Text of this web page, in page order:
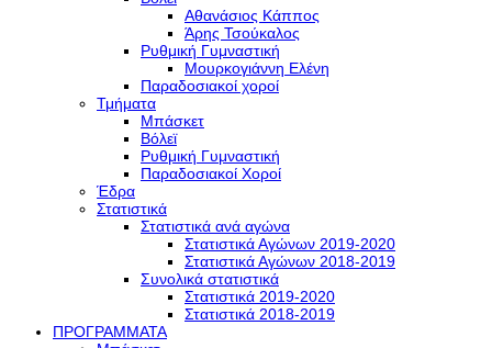
Αθανάσιος Κάππος
Άρης Τσούκαλος
Ρυθμική Γυμναστική
Μουρκογιάννη Ελένη
Παραδοσιακοί χοροί
Τμήματα
Μπάσκετ
Βόλεϊ
Ρυθμική Γυμναστική
Παραδοσιακοί Χοροί
Έδρα
Στατιστικά
Στατιστικά ανά αγώνα
Στατιστικά Αγώνων 2019-2020
Στατιστικά Αγώνων 2018-2019
Συνολικά στατιστικά
Στατιστικά 2019-2020
Στατιστικά 2018-2019
ΠΡΟΓΡΑΜΜΑΤΑ